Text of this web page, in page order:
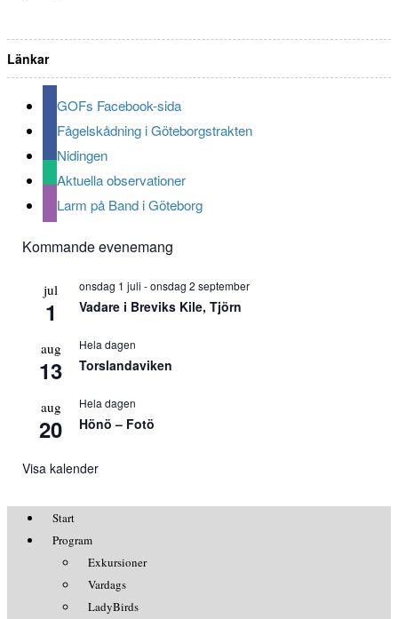
Länkar
GOFs Facebook-sida
Fågelskådning i Göteborgstrakten
Nidingen
Aktuella observationer
Larm på Band i Göteborg
Kommande evenemang
jul
1
onsdag 1 juli -onsdag 2 september
Vadare i Breviks Kile, Tjörn
aug
13
Hela dagen
Torslandaviken
aug
20
Hela dagen
Hönö – Fotö
Visa kalender
Start
Program
Exkursioner
Vardags
LadyBirds